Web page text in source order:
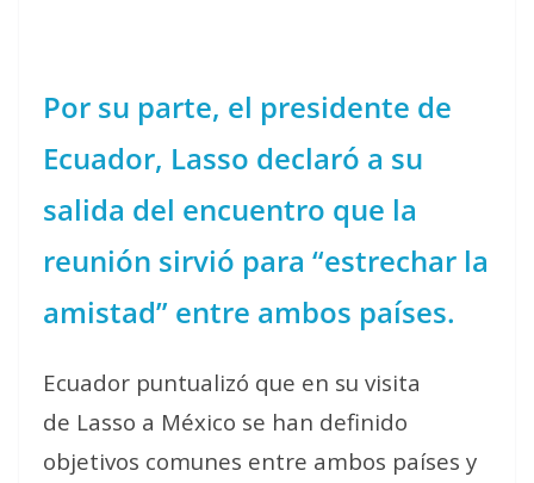
Por su parte, el presidente de
Ecuador, Lasso declaró a su
salida del encuentro que la
reunión sirvió para “estrechar la
amistad” entre ambos países.
Ecuador puntualizó que en su visita
de Lasso a México se han definido
objetivos comunes entre ambos países y